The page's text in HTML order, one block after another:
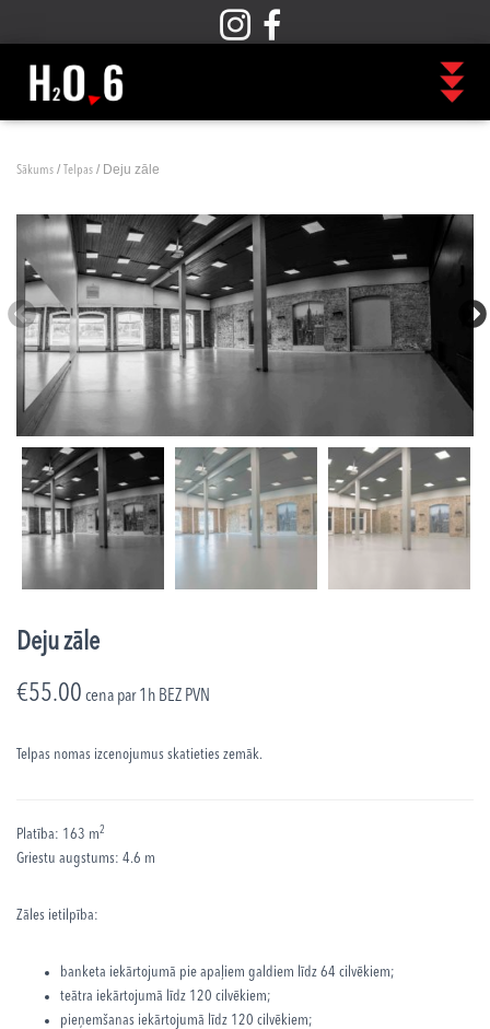
Sākums / Telpas / Deju zāle
Deju zāle
€55.00 cena par 1h BEZ PVN
Telpas nomas izcenojumus skatieties zemāk.
Platība: 163 m2
Griestu augstums: 4.6 m
Zāles ietilpība:
banketa iekārtojumā pie apaļiem galdiem līdz 64 cilvēkiem;
teātra iekārtojumā līdz 120 cilvēkiem;
pieņemšanas iekārtojumā līdz 120 cilvēkiem;